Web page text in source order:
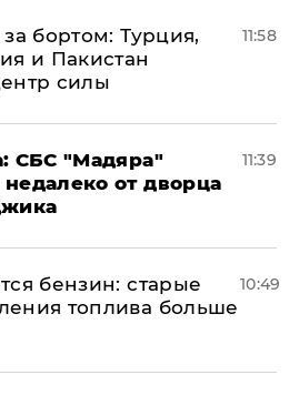
бортом: Турция,
и Пакистан
силы
11:58
СБС "Мадяра"
от дворца
11:39
бензин: старые
топлива больше
10:49